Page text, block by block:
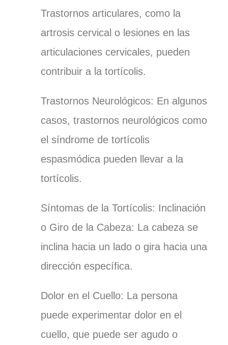
Trastornos articulares, como la
artrosis cervical o lesiones en las
articulaciones cervicales, pueden
contribuir a la tortícolis.
Trastornos Neurológicos: En algunos
casos, trastornos neurológicos como
el síndrome de tortícolis
espasmódica pueden llevar a la
tortícolis.
Síntomas de la Tortícolis: Inclinación
o Giro de la Cabeza: La cabeza se
inclina hacia un lado o gira hacia una
dirección específica.
Dolor en el Cuello: La persona
puede experimentar dolor en el
cuello, que puede ser agudo o